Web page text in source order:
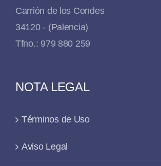
Carrión de los Condes
34120 - (Palencia)
Tfno.: 979 880 259
NOTA LEGAL
Términos de Uso
Aviso Legal